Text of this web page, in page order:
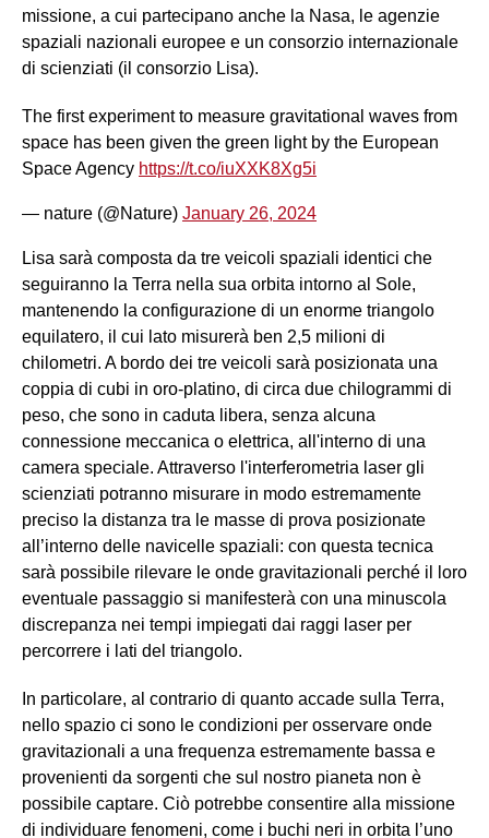
missione, a cui partecipano anche la Nasa, le agenzie
spaziali nazionali europee e un consorzio internazionale
di scienziati (il consorzio Lisa).
The first experiment to measure gravitational waves from
space has been given the green light by the European
Space Agency https://t.co/iuXXK8Xg5i
— nature (@Nature) January 26, 2024
Lisa sarà composta da tre veicoli spaziali identici che
seguiranno la Terra nella sua orbita intorno al Sole,
mantenendo la configurazione di un enorme triangolo
equilatero, il cui lato misurerà ben 2,5 milioni di
chilometri. A bordo dei tre veicoli sarà posizionata una
coppia di cubi in oro-platino, di circa due chilogrammi di
peso, che sono in caduta libera, senza alcuna
connessione meccanica o elettrica, all'interno di una
camera speciale. Attraverso l'interferometria laser gli
scienziati potranno misurare in modo estremamente
preciso la distanza tra le masse di prova posizionate
all’interno delle navicelle spaziali: con questa tecnica
sarà possibile rilevare le onde gravitazionali perché il loro
eventuale passaggio si manifesterà con una minuscola
discrepanza nei tempi impiegati dai raggi laser per
percorrere i lati del triangolo.
In particolare, al contrario di quanto accade sulla Terra,
nello spazio ci sono le condizioni per osservare onde
gravitazionali a una frequenza estremamente bassa e
provenienti da sorgenti che sul nostro pianeta non è
possibile captare. Ciò potrebbe consentire alla missione
di individuare fenomeni, come i buchi neri in orbita l’uno